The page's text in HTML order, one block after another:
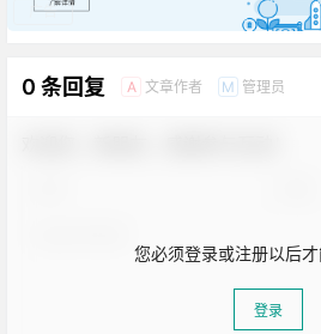
广告
0 条回复 A 文章作者 M 管理员
您必须登录或注册以后
登录